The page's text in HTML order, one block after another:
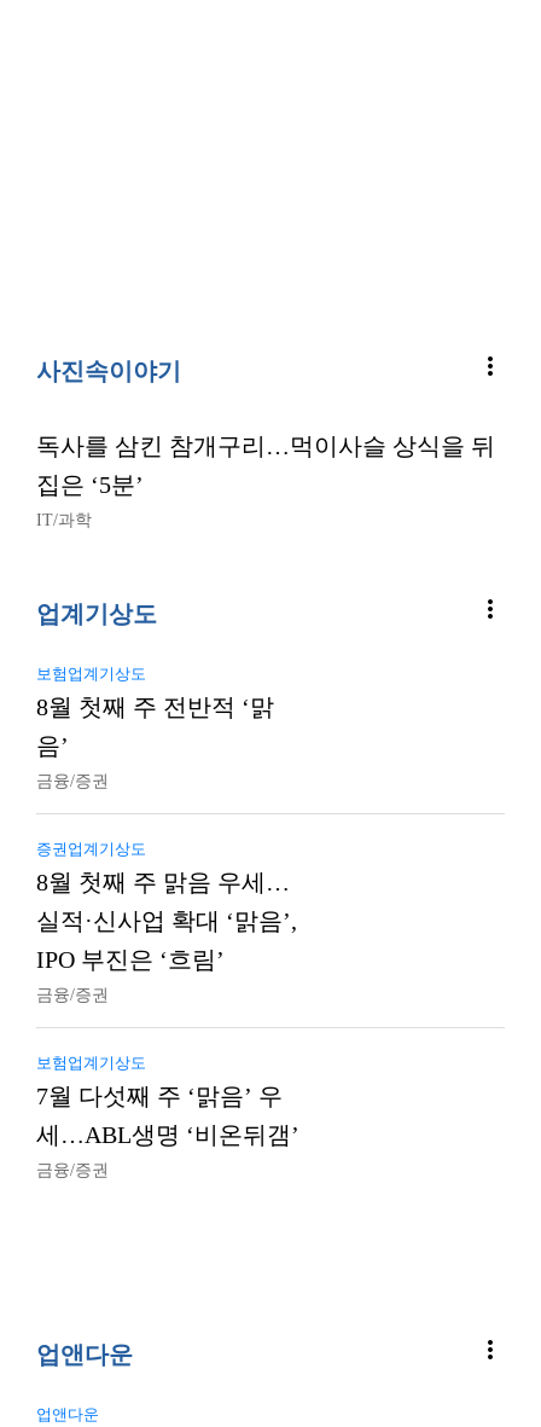
사진속이야기 more_vert
독사를 삼킨 참개구리…먹이사슬 상식을 뒤
집은 ‘5분’
IT/과학
업계기상도 more_vert
보험업계기상도
8월 첫째 주 전반적 ‘맑
음’
금융/증권
증권업계기상도
8월 첫째 주 맑음 우세…
실적·신사업 확대 ‘맑음’,
IPO 부진은 ‘흐림’
금융/증권
보험업계기상도
7월 다섯째 주 ‘맑음’ 우
세…ABL생명 ‘비온뒤갬’
금융/증권
업앤다운 more_vert
업앤다운